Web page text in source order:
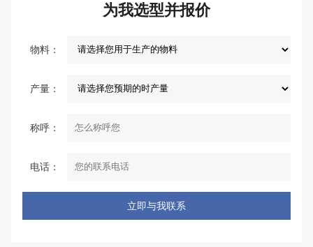
为我选型并报价
物料：
产量：
称呼：
电话：